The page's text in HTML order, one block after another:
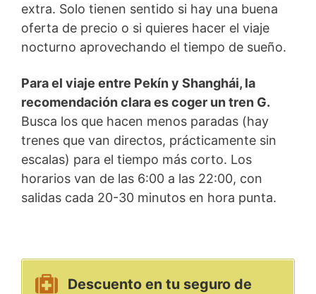
extra. Solo tienen sentido si hay una buena
oferta de precio o si quieres hacer el viaje
nocturno aprovechando el tiempo de sueño.
Para el viaje entre Pekín y Shanghái, la
recomendación clara es coger un tren G.
Busca los que hacen menos paradas (hay
trenes que van directos, prácticamente sin
escalas) para el tiempo más corto. Los
horarios van de las 6:00 a las 22:00, con
salidas cada 20-30 minutos en hora punta.
Descuento en tu seguro de